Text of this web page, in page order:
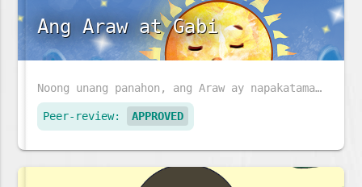
Ang Araw at Gabi
Noong unang panahon, ang Araw ay napakatamad, at ang Buwan at mga tala ay kinailangan magtrabaho ng husto. Kaya, mayroon lamang ay gabi. Pumayag kaya ang Araw na sumikat sa umaga?
Peer-review: APPROVED